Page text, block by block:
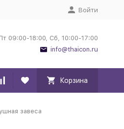
Войти
09:00-18:00, Сб, 10:00-17:00
info@thaicon.ru
Корзина
завеса